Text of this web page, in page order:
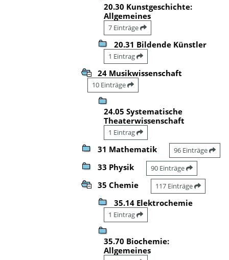
20.30 Kunstgeschichte:
Allgemeines
7 Einträge
20.31 Bildende Künstler
1 Eintrag
24 Musikwissenschaft
10 Einträge
24.05 Systematische
Theaterwissenschaft
1 Eintrag
31 Mathematik 96 Einträge
33 Physik 90 Einträge
35 Chemie 117 Einträge
35.14 Elektrochemie
1 Eintrag
35.70 Biochemie:
Allgemeines